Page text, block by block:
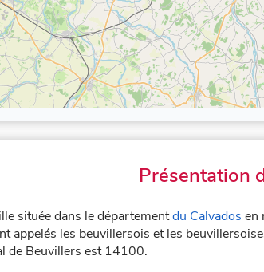
Présentation
située dans le départementdu Calvados en
appelés les beuvillersois et les
de Beuvillers est 14100.